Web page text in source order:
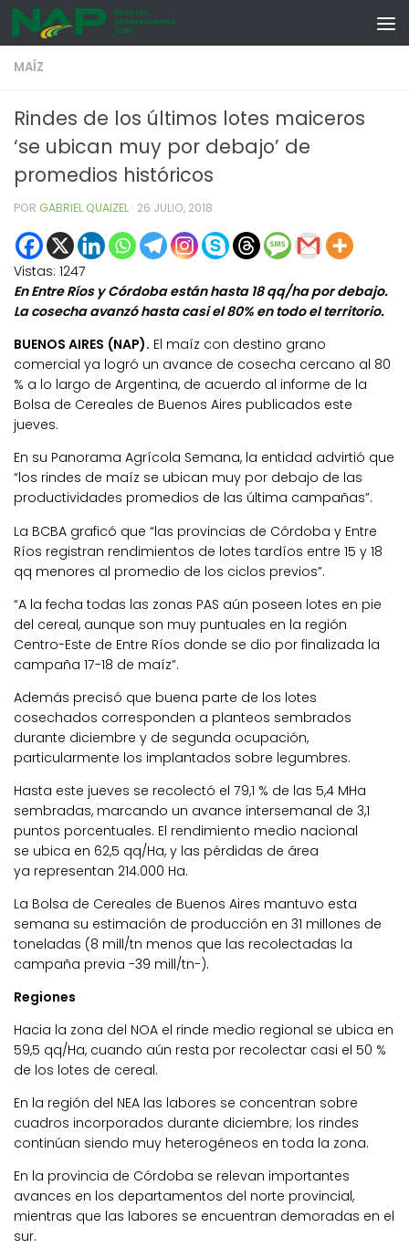
Skip to content
MAÍZ
Rindes de los últimos lotes maiceros
‘se ubican muy por debajo’ de
promedios históricos
POR GABRIEL QUAIZEL · 26 JULIO, 2018
Vistas: 1247
En Entre Ríos y Córdoba están hasta 18 qq/ha por debajo.
La cosecha avanzó hasta casi el 80% en todo el territorio.
BUENOS AIRES (NAP). El maíz con destino grano
comercial ya logró un avance de cosecha cercano al 80
% a lo largo de Argentina, de acuerdo al informe de la
Bolsa de Cereales de Buenos Aires publicados este
jueves.
En su Panorama Agrícola Semana, la entidad advirtió que
“los rindes de maíz se ubican muy por debajo de las
productividades promedios de las última campañas”.
La BCBA graficó que “las provincias de Córdoba y Entre
Ríos registran rendimientos de lotes tardíos entre 15 y 18
qq menores al promedio de los ciclos previos”.
“A la fecha todas las zonas PAS aún poseen lotes en pie
del cereal, aunque son muy puntuales en la región
Centro-Este de Entre Ríos donde se dio por finalizada la
campaña 17-18 de maíz”.
Además precisó que buena parte de los lotes
cosechados corresponden a planteos sembrados
durante diciembre y de segunda ocupación,
particularmente los implantados sobre legumbres.
Hasta este jueves se recolectó el 79,1 % de las 5,4 MHa
sembradas, marcando un avance intersemanal de 3,1
puntos porcentuales. El rendimiento medio nacional
se ubica en 62,5 qq/Ha, y las pérdidas de área
ya representan 214.000 Ha.
La Bolsa de Cereales de Buenos Aires mantuvo esta
semana su estimación de producción en 31 millones de
toneladas (8 mill/tn menos que las recolectadas la
campaña previa -39 mill/tn-).
Regiones
Hacia la zona del NOA el rinde medio regional se ubica en
59,5 qq/Ha, cuando aún resta por recolectar casi el 50 %
de los lotes de cereal.
En la región del NEA las labores se concentran sobre
cuadros incorporados durante diciembre; los rindes
continúan siendo muy heterogéneos en toda la zona.
En la provincia de Córdoba se relevan importantes
avances en los departamentos del norte provincial,
mientras que las labores se encuentran demoradas en el
sur.